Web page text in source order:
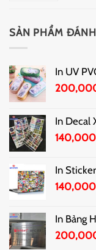
SẢN PHẨM
In UV
In Decal
140,000
In
140,000
In Bảng